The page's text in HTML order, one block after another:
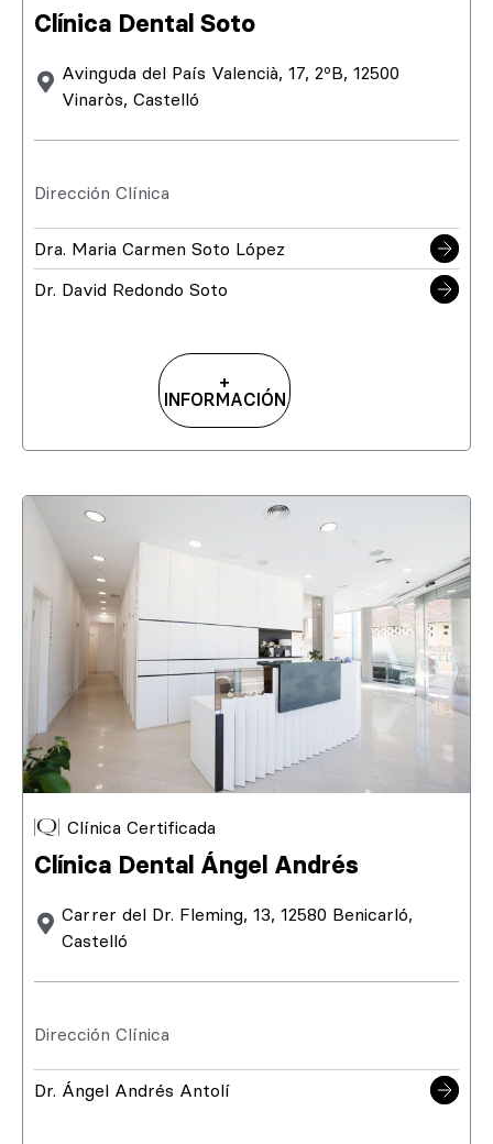
Clínica Dental Soto
Avinguda del País Valencià, 17, 2ºB, 12500
Vinaròs, Castelló
Dirección Clínica
Dra. Maria Carmen Soto López
Dr. David Redondo Soto
+
INFORMACIÓN
Clínica Certificada
Clínica Dental Ángel Andrés
Carrer del Dr. Fleming, 13, 12580 Benicarló,
Castelló
Dirección Clínica
Dr. Ángel Andrés Antolí